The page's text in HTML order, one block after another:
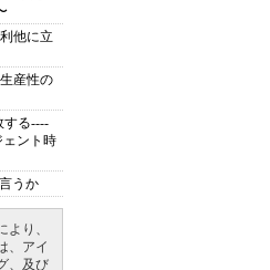
他に立
産性の
する----
ェント時
うか
り、
、アイ
、及び